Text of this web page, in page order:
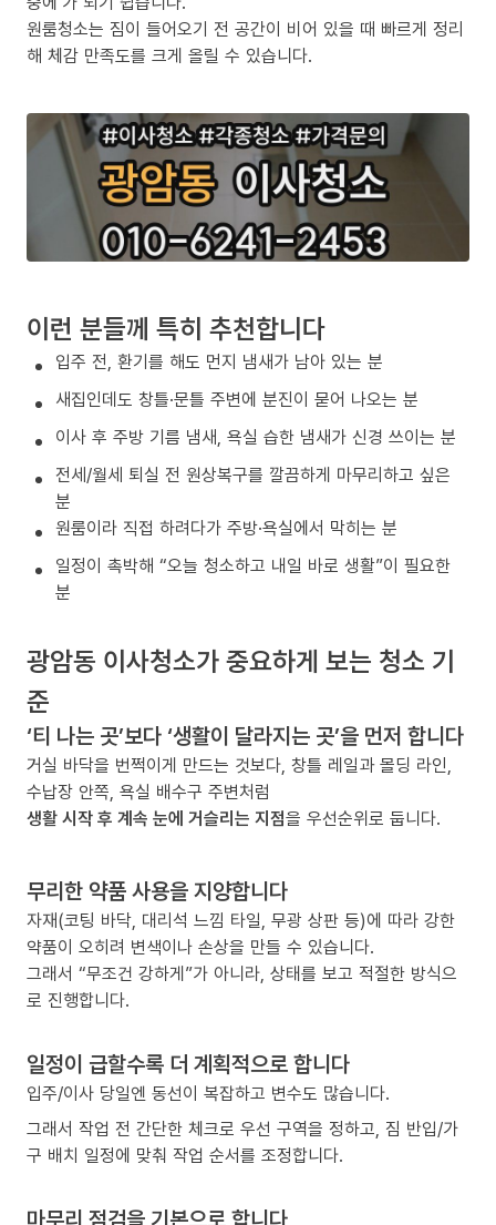
원룸청소는 짐이 들어오기 전 공간이 비어 있을 때 빠르게 정리
해 체감 만족도를 크게 올릴 수 있습니다.
이런 분들께 특히 추천합니다
입주 전, 환기를 해도 먼지 냄새가 남아 있는 분
새집인데도 창틀·문틀 주변에 분진이 묻어 나오는 분
이사 후 주방 기름 냄새, 욕실 습한 냄새가 신경 쓰이는 분
전세/월세 퇴실 전 원상복구를 깔끔하게 마무리하고 싶은
분
원룸이라 직접 하려다가 주방·욕실에서 막히는 분
일정이 촉박해 “오늘 청소하고 내일 바로 생활”이 필요한
분
광암동 이사청소가 중요하게 보는 청소 기
준
‘티 나는 곳’보다 ‘생활이 달라지는 곳’을 먼저 합니다
거실 바닥을 번쩍이게 만드는 것보다, 창틀 레일과 몰딩 라인,
수납장 안쪽, 욕실 배수구 주변처럼
생활 시작 후 계속 눈에 거슬리는 지점을 우선순위로 둡니다.
무리한 약품 사용을 지양합니다
자재(코팅 바닥, 대리석 느낌 타일, 무광 상판 등)에 따라 강한
약품이 오히려 변색이나 손상을 만들 수 있습니다.
그래서 “무조건 강하게”가 아니라, 상태를 보고 적절한 방식으
로 진행합니다.
일정이 급할수록 더 계획적으로 합니다
입주/이사 당일엔 동선이 복잡하고 변수도 많습니다.
그래서 작업 전 간단한 체크로 우선 구역을 정하고, 짐 반입/가
구 배치 일정에 맞춰 작업 순서를 조정합니다.
마무리 점검을 기본으로 합니다